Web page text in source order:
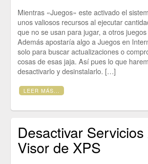
Mientras «Juegos» este activado el
unos valiosos recursos al ejecutar
que no se usan para jugar, a otros
Además apostaría algo a Juegos en
solo para buscar actualizaciones o
cosas de esas jaja. Así pues lo que
desactivarlo y desinstalarlo. […]
LEER MÁS...
Desactivar
Visor de XPS